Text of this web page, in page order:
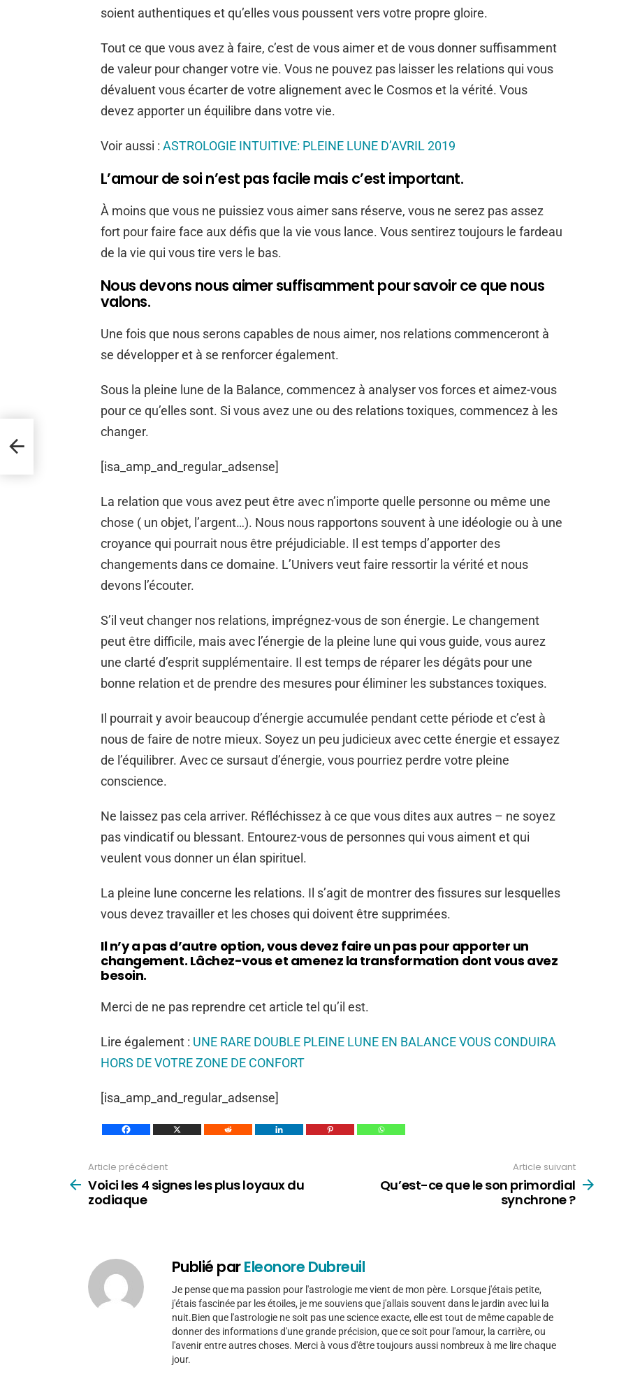
soient authentiques et qu’elles vous poussent vers votre propre gloire.
Tout ce que vous avez à faire, c’est de vous aimer et de vous donner suffisamment
de valeur pour changer votre vie. Vous ne pouvez pas laisser les relations qui vous
dévaluent vous écarter de votre alignement avec le Cosmos et la vérité. Vous
devez apporter un équilibre dans votre vie.
Voir aussi : ASTROLOGIE INTUITIVE: PLEINE LUNE D’AVRIL 2019
L’amour de soi n’est pas facile mais c’est important.
À moins que vous ne puissiez vous aimer sans réserve, vous ne serez pas assez
fort pour faire face aux défis que la vie vous lance. Vous sentirez toujours le fardeau
de la vie qui vous tire vers le bas.
Nous devons nous aimer suffisamment pour savoir ce que nous
valons.
Une fois que nous serons capables de nous aimer, nos relations commenceront à
se développer et à se renforcer également.
Sous la pleine lune de la Balance, commencez à analyser vos forces et aimez-vous
pour ce qu’elles sont. Si vous avez une ou des relations toxiques, commencez à les
changer.
[isa_amp_and_regular_adsense]
La relation que vous avez peut être avec n’importe quelle personne ou même une
chose ( un objet, l’argent…). Nous nous rapportons souvent à une idéologie ou à une
croyance qui pourrait nous être préjudiciable. Il est temps d’apporter des
changements dans ce domaine. L’Univers veut faire ressortir la vérité et nous
devons l’écouter.
S’il veut changer nos relations, imprégnez-vous de son énergie. Le changement
peut être difficile, mais avec l’énergie de la pleine lune qui vous guide, vous aurez
une clarté d’esprit supplémentaire. Il est temps de réparer les dégâts pour une
bonne relation et de prendre des mesures pour éliminer les substances toxiques.
Il pourrait y avoir beaucoup d’énergie accumulée pendant cette période et c’est à
nous de faire de notre mieux. Soyez un peu judicieux avec cette énergie et essayez
de l’équilibrer. Avec ce sursaut d’énergie, vous pourriez perdre votre pleine
conscience.
Ne laissez pas cela arriver. Réfléchissez à ce que vous dites aux autres – ne soyez
pas vindicatif ou blessant. Entourez-vous de personnes qui vous aiment et qui
veulent vous donner un élan spirituel.
La pleine lune concerne les relations. Il s’agit de montrer des fissures sur lesquelles
vous devez travailler et les choses qui doivent être supprimées.
Il n’y a pas d’autre option, vous devez faire un pas pour apporter un
changement. Lâchez-vous et amenez la transformation dont vous avez
besoin.
Merci de ne pas reprendre cet article tel qu’il est.
Lire également : UNE RARE DOUBLE PLEINE LUNE EN BALANCE VOUS CONDUIRA
HORS DE VOTRE ZONE DE CONFORT
[isa_amp_and_regular_adsense]
plus
Article précédent
Voici les 4 signes les plus loyaux du
zodiaque
Article suivant
Qu’est-ce que le son primordial
synchrone ?
Publié parEleonore Dubreuil
Je pense que ma passion pour l'astrologie me vient de mon père. Lorsque j'étais petite,
j'étais fascinée par les étoiles, je me souviens que j'allais souvent dans le jardin avec lui la
nuit.Bien que l'astrologie ne soit pas une science exacte, elle est tout de même capable de
donner des informations d'une grande précision, que ce soit pour l'amour, la carrière, ou
l'avenir entre autres choses. Merci à vous d'être toujours aussi nombreux à me lire chaque
jour.